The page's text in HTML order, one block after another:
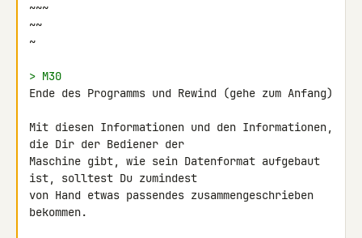
~~~
~~
~
> M30
Ende des Programms und Rewind (gehe zum Anfang)
Mit diesen Informationen und den Informationen,
die Dir der Bediener der
Maschine gibt, wie sein Datenformat aufgebaut
ist, solltest Du zumindest
von Hand etwas passendes zusammengeschrieben
bekommen.